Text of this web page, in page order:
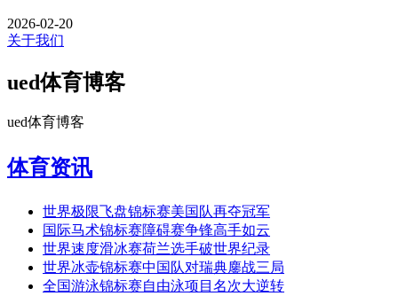
2026-02-20
关于我们
ued体育博客
ued体育博客
体育资讯
世界极限飞盘锦标赛美国队再夺冠军
国际马术锦标赛障碍赛争锋高手如云
世界速度滑冰赛荷兰选手破世界纪录
世界冰壶锦标赛中国队对瑞典鏖战三局
全国游泳锦标赛自由泳项目名次大逆转